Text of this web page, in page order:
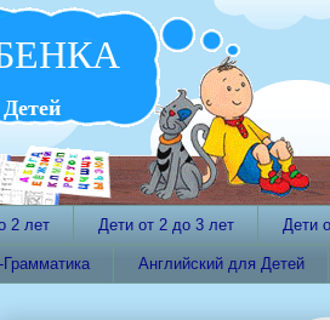
2 лет Дети от 2 до 3 лет Дети
Грамматика Английский для Детей